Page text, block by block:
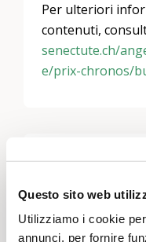
Questo sito web
Utilizziamo i cookie
annunci, per fornire
Per ulteriori
contenuti,
senectute.ch/
e/prix-chronos/
Devi essere